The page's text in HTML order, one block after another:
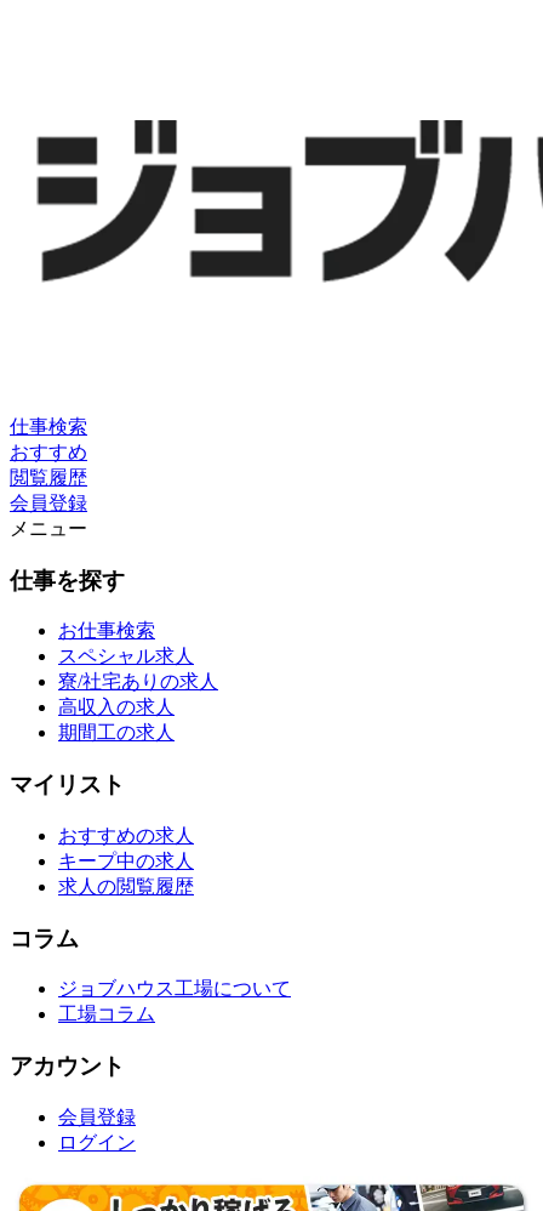
仕事検索
おすすめ
閲覧履歴
会員登録
メニュー
仕事を探す
お仕事検索
スペシャル求人
寮/社宅ありの求人
高収入の求人
期間工の求人
マイリスト
おすすめの求人
キープ中の求人
求人の閲覧履歴
コラム
ジョブハウス工場について
工場コラム
アカウント
会員登録
ログイン